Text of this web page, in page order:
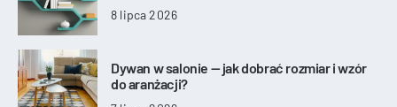
8 lipca 2026
Dywan w salonie — jak dobrać rozmiar i wzór
do aranżacji?